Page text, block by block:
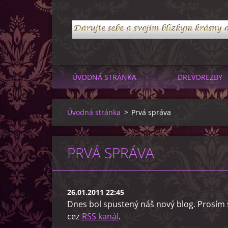
ÚVODNÁ STRÁNKA DREVOREZBY
Úvodná stránka > Prvá správa
PRVÁ SPRÁVA
26.01.2011 22:45
Dnes bol spustený náš nový blog.
cez RSS kanál.